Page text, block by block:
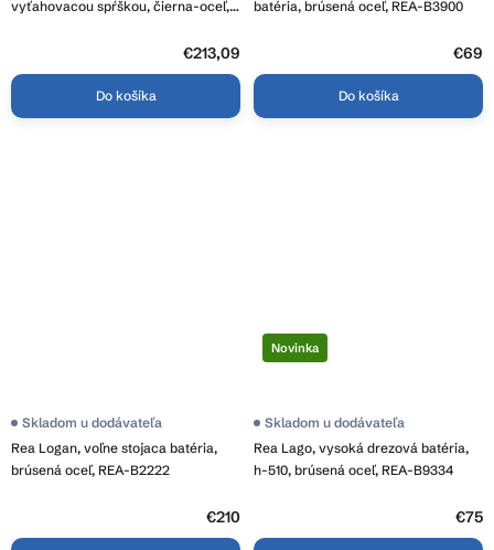
vyťahovacou spŕškou, čierna-oceľ,
€213,09
Do košíka
batéria, brúsená oceľ, REA-B3900
€69
Do košíka
Rea Logan, voľne stojaca batéria,
brúsená oceľ, REA-B2222
Skladom u dodávateľa
€210
Novinka
Rea Lago, vysoká drezová batéria,
h-510, brúsená oceľ, REA-B9334
Skladom u dodávateľa
€75